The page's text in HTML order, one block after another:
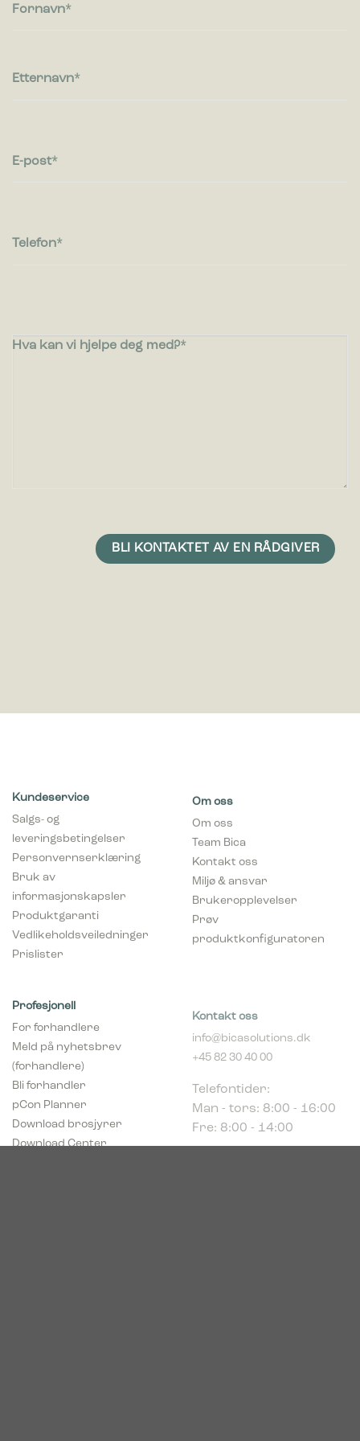
rapportere informasjon anonymt.
Markedsførings-cookies brukes til å spore besøkende på
Fornavn
Etternavn
E-post
Telefon
Hva kan vi hjelpe deg med?
Kundeservice
Salgs- og
leveringsbetingelser
Personvernserklæring
Bruk av
informasjonskapsler
Produktgaranti
Vedlikeholdsveiledninger
Prislister
Om oss
Om oss
Team Bica
Kontakt oss
Miljø & ansvar
Brukeropplevelser
Prøv
produktkonfiguratoren
Profesjonell
For forhandlere
Meld på nyhetsbrev
(forhandlere)
Bli forhandler
pCon Planner
Download brosjyrer
Download Center
+45 82 30 40 00
Man - tors: 8:00 - 16:00
Fre: 8:00 - 14:00
Norge